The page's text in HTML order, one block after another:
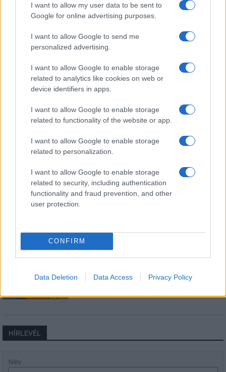
I want to allow my user data to be sent to
Google for online advertising purposes.
I want to allow Google to send me
personalized advertising.
I want to allow Google to enable storage
related to analytics like cookies on web or
device identifiers in apps.
I want to allow Google to enable storage
related to functionality of the website or app.
I want to allow Google to enable storage
related to personalization.
I want to allow Google to enable storage
related to security, including authentication
functionality and fraud prevention, and other
user protection.
CONFIRM
Data Deletion Data Access Privacy Policy
Országos hírek
az energiakrízis kezelésére
Országos hírek
Miért éri meg Afrikában utat építeni?
Minden, amit a GED Afrika projektről
Kihívások labirintusában
Országos hírek
Túlfogyasztás napja - július 30-ra
Aktuális
Open Orfű: mozgás, zene, közösség
HÍRLEVÉL
Név